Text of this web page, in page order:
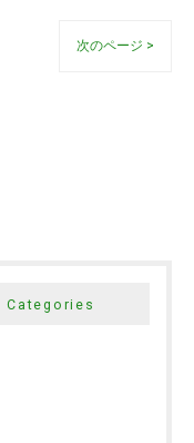
次のページ >
Categories